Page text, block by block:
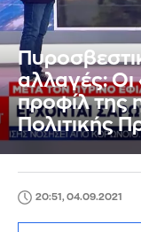
αλλαγές:
προφίλ της
Πολιτικής
20:51, 04.09.2021